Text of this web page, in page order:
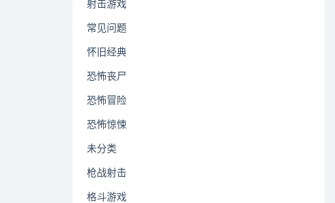
射击游戏
常见问题
怀旧经典
恐怖丧尸
恐怖冒险
恐怖惊悚
未分类
枪战射击
格斗游戏